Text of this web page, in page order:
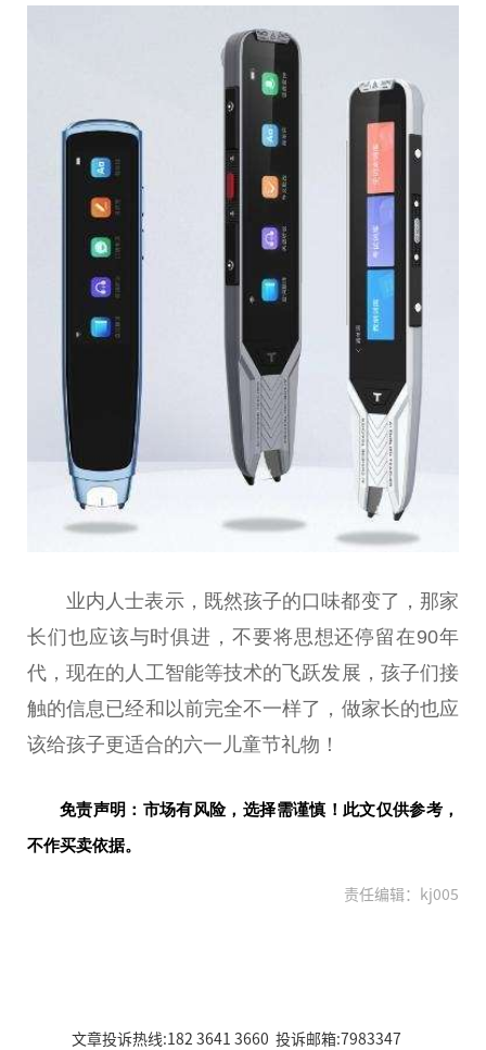
业内人士表示，既然孩子的口味都变了，那家
长们也应该与时俱进，不要将思想还停留在90年
代，现在的人工智能等技术的飞跃发展，孩子们接
触的信息已经和以前完全不一样了，做家长的也应
该给孩子更适合的六一儿童节礼物！
免责声明：市场有风险，选择需谨慎！此文仅供参考，
不作买卖依据。
责任编辑：kj005
文章投诉热线:182 3641 3660 投诉邮箱:7983347